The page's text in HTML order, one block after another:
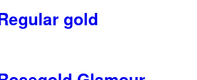
Optionen
können
weist
mehrere
Optionen
gold
weist